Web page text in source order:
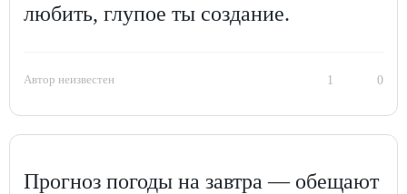
любить, глупое ты создание.
Автор неизвестен 1 0
Прогноз погоды на завтра — обещают